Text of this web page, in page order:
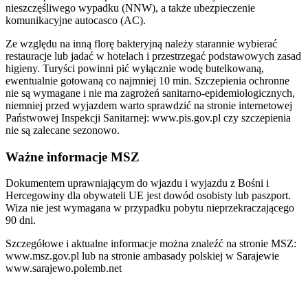
nieszczęśliwego wypadku (NNW), a także ubezpieczenie
komunikacyjne autocasco (AC).
Ze względu na inną florę bakteryjną należy starannie wybierać
restauracje lub jadać w hotelach i przestrzegać podstawowych zasad
higieny. Turyści powinni pić wyłącznie wodę butelkowaną,
ewentualnie gotowaną co najmniej 10 min. Szczepienia ochronne
nie są wymagane i nie ma zagrożeń sanitarno-epidemiologicznych,
niemniej przed wyjazdem warto sprawdzić na stronie internetowej
Państwowej Inspekcji Sanitarnej: www.pis.gov.pl czy szczepienia
nie są zalecane sezonowo.
Ważne informacje MSZ
Dokumentem uprawniającym do wjazdu i wyjazdu z Bośni i
Hercegowiny dla obywateli UE jest dowód osobisty lub paszport.
Wiza nie jest wymagana w przypadku pobytu nieprzekraczającego
90 dni.
Szczegółowe i aktualne informacje można znaleźć na stronie MSZ:
www.msz.gov.pl lub na stronie ambasady polskiej w Sarajewie
www.sarajewo.polemb.net